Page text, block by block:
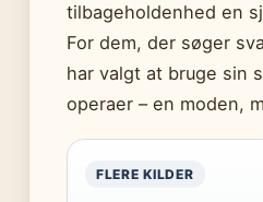
tilbageholdenhed en
For dem, der søger
har valgt at bruge sin
operaer – en moden,
FLERE KILDER